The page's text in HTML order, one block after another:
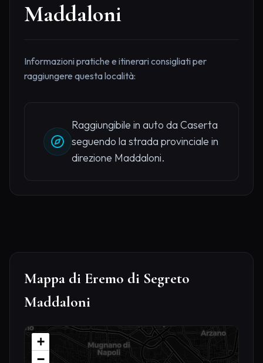
Maddaloni
Informazioni pratiche e itinerari consigliati per
raggiungere questa località:
Raggiungibile in auto da Caserta
seguendo la strada provinciale in
direzione Maddaloni.
Mappa di Eremo di Segreto
Maddaloni
+
−